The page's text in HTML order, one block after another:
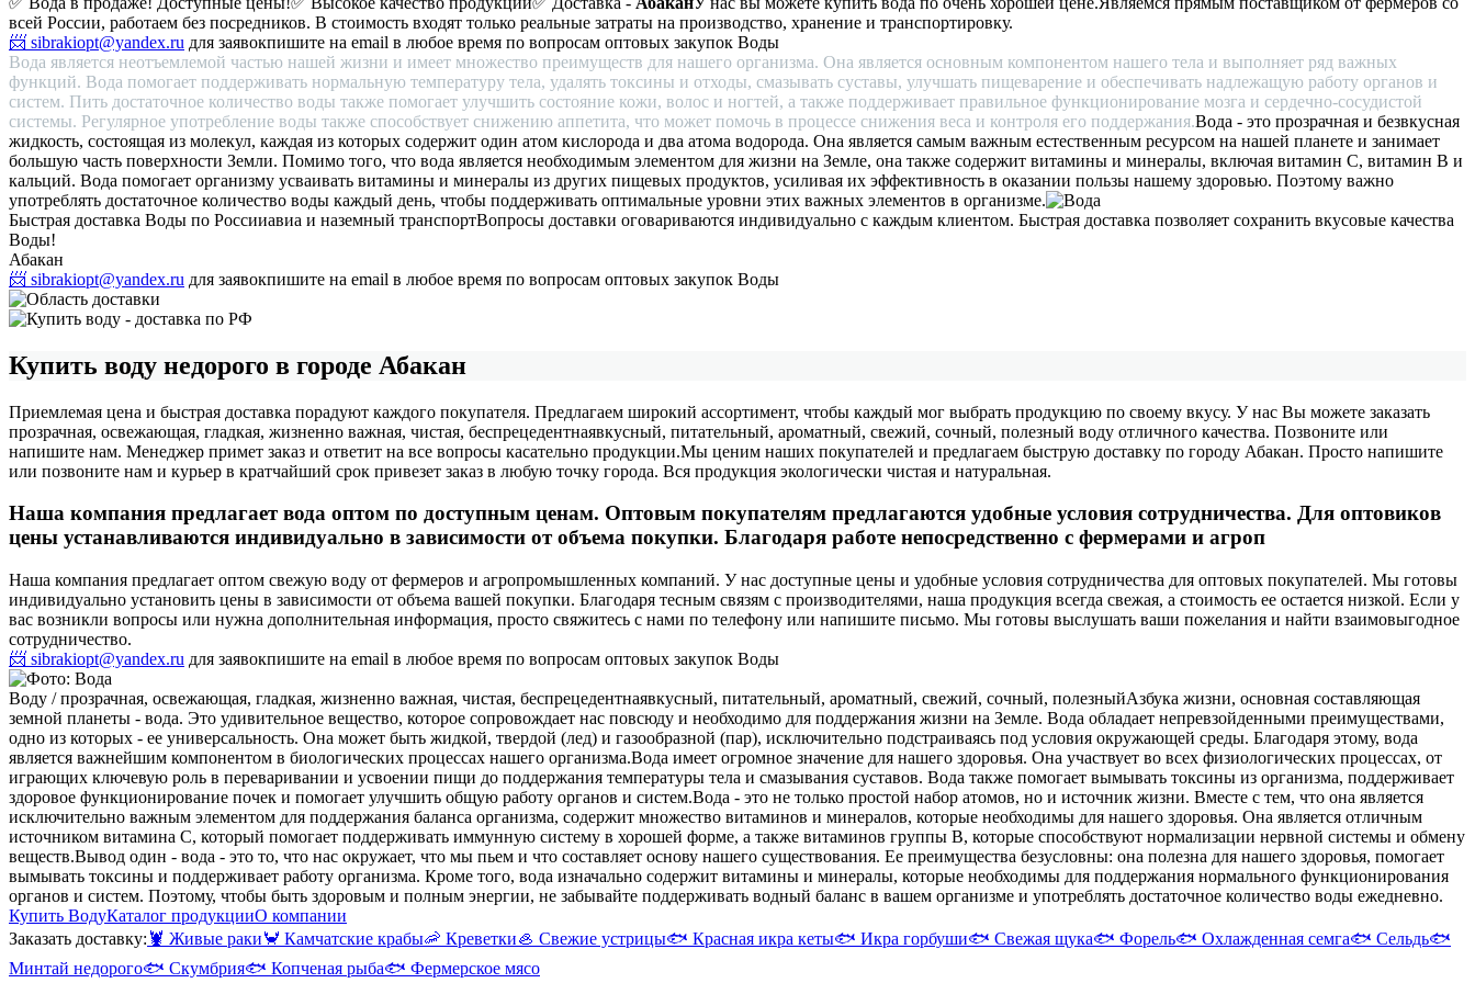
всей России, работаем без посредников. В стоимость входят только реальные затраты на производство, хранение и транспортировку.
📨 sibrakiopt@yandex.ru для заявокпишите на email в любое время по вопросам оптовых закупок Воды
Вода является неотъемлемой частью нашей жизни и имеет множество преимуществ для нашего организма. Она является основным компонентом нашего тела и выполняет ряд важных
функций. Вода помогает поддерживать нормальную температуру тела, удалять токсины и отходы, смазывать суставы, улучшать пищеварение и обеспечивать надлежащую работу органов и
систем. Пить достаточное количество воды также помогает улучшить состояние кожи, волос и ногтей, а также поддерживает правильное функционирование мозга и сердечно-сосудистой
системы. Регулярное употребление воды также способствует снижению аппетита, что может помочь в процессе снижения веса и контроля его поддержания.Вода - это прозрачная и безвкусная
жидкость, состоящая из молекул, каждая из которых содержит один атом кислорода и два атома водорода. Она является самым важным естественным ресурсом на нашей планете и занимает
большую часть поверхности Земли. Помимо того, что вода является необходимым элементом для жизни на Земле, она также содержит витамины и минералы, включая витамин С, витамин В и
кальций. Вода помогает организму усваивать витамины и минералы из других пищевых продуктов, усиливая их эффективность в оказании пользы нашему здоровью. Поэтому важно
употреблять достаточное количество воды каждый день, чтобы поддерживать оптимальные уровни этих важных элементов в организме.
Быстрая доставка Воды по Россииавиа и наземный транспортВопросы доставки оговариваются индивидуально с каждым клиентом. Быстрая доставка позволяет сохранить вкусовые качества
Воды!
Абакан
📨 sibrakiopt@yandex.ru для заявокпишите на email в любое время по вопросам оптовых закупок Воды
Купить воду недорого в городе Абакан
Приемлемая цена и быстрая доставка порадуют каждого покупателя. Предлагаем широкий ассортимент, чтобы каждый мог выбрать продукцию по своему вкусу. У нас Вы можете заказать
прозрачная, освежающая, гладкая, жизненно важная, чистая, беспрецедентнаявкусный, питательный, ароматный, свежий, сочный, полезный воду отличного качества. Позвоните или
напишите нам. Менеджер примет заказ и ответит на все вопросы касательно продукции.Мы ценим наших покупателей и предлагаем быструю доставку по городу Абакан. Просто напишите
или позвоните нам и курьер в кратчайший срок привезет заказ в любую точку города. Вся продукция экологически чистая и натуральная.
Наша компания предлагает вода оптом по доступным ценам. Оптовым покупателям предлагаются удобные условия сотрудничества. Для оптовиков
цены устанавливаются индивидуально в зависимости от объема покупки. Благодаря работе непосредственно с фермерами и агроп
Наша компания предлагает оптом свежую воду от фермеров и агропромышленных компаний. У нас доступные цены и удобные условия сотрудничества для оптовых покупателей. Мы готовы
индивидуально установить цены в зависимости от объема вашей покупки. Благодаря тесным связям с производителями, наша продукция всегда свежая, а стоимость ее остается низкой. Если у
вас возникли вопросы или нужна дополнительная информация, просто свяжитесь с нами по телефону или напишите письмо. Мы готовы выслушать ваши пожелания и найти взаимовыгодное
сотрудничество.
📨 sibrakiopt@yandex.ru для заявокпишите на email в любое время по вопросам оптовых закупок Воды
Воду / прозрачная, освежающая, гладкая, жизненно важная, чистая, беспрецедентнаявкусный, питательный, ароматный, свежий, сочный, полезныйАзбука жизни, основная составляющая
земной планеты - вода. Это удивительное вещество, которое сопровождает нас повсюду и необходимо для поддержания жизни на Земле. Вода обладает непревзойденными преимуществами,
одно из которых - ее универсальность. Она может быть жидкой, твердой (лед) и газообразной (пар), исключительно подстраиваясь под условия окружающей среды. Благодаря этому, вода
является важнейшим компонентом в биологических процессах нашего организма.Вода имеет огромное значение для нашего здоровья. Она участвует во всех физиологических процессах, от
играющих ключевую роль в переваривании и усвоении пищи до поддержания температуры тела и смазывания суставов. Вода также помогает вымывать токсины из организма, поддерживает
здоровое функционирование почек и помогает улучшить общую работу органов и систем.Вода - это не только простой набор атомов, но и источник жизни. Вместе с тем, что она является
исключительно важным элементом для поддержания баланса организма, содержит множество витаминов и минералов, которые необходимы для нашего здоровья. Она является отличным
источником витамина С, который помогает поддерживать иммунную систему в хорошей форме, а также витаминов группы B, которые способствуют нормализации нервной системы и обмену
веществ.Вывод один - вода - это то, что нас окружает, что мы пьем и что составляет основу нашего существования. Ее преимущества безусловны: она полезна для нашего здоровья, помогает
вымывать токсины и поддерживает работу организма. Кроме того, вода изначально содержит витамины и минералы, которые необходимы для поддержания нормального функционирования
органов и систем. Поэтому, чтобы быть здоровым и полным энергии, не забывайте поддерживать водный баланс в вашем организме и употреблять достаточное количество воды ежедневно.
Купить ВодуКаталог продукцииО компании
Заказать доставку: 🦞 Живые раки🦀 Камчатские крабы🦐 Креветки🦪 Свежие устрицы🐟 Красная икра кеты🐟 Икра горбуши🐟 Свежая щука🐟 Форель🐟 Охлажденная семга🐟 Сельдь🐟
Минтай недорого🐟 Скумбрия🐟 Копченая рыба🐟 Фермерское мясо